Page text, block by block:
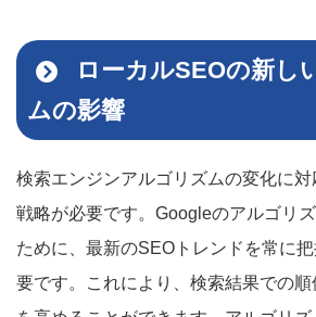
ローカルSEOの新し
ムの影響
検索エンジンアルゴリズムの変化に
戦略が必要です。Googleのアルゴリ
ために、最新のSEOトレンドを常に
要です。これにより、検索結果での